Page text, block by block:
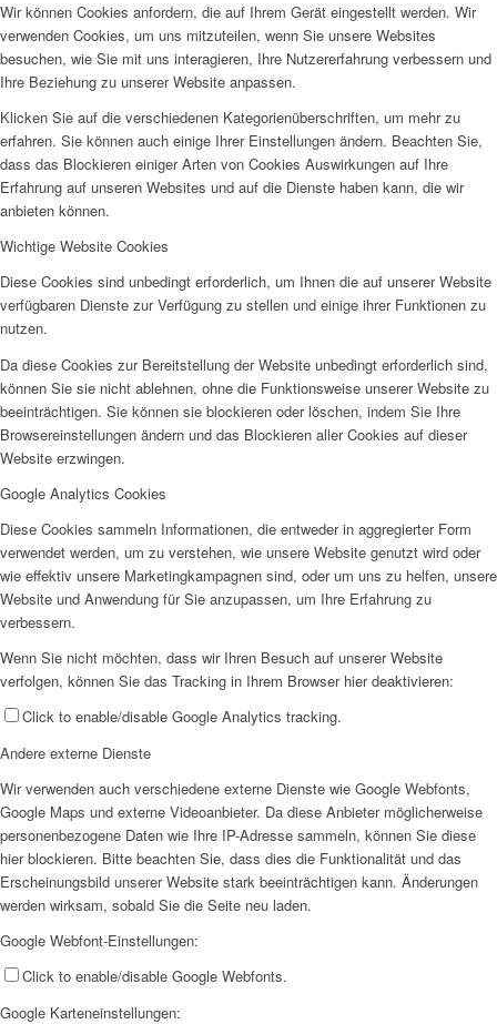
Wir können Cookies anfordern, die auf Ihrem Gerät eingestellt werden. Wir
verwenden Cookies, um uns mitzuteilen, wenn Sie unsere Websites
besuchen, wie Sie mit uns interagieren, Ihre Nutzererfahrung verbessern und
Ihre Beziehung zu unserer Website anpassen.
Klicken Sie auf die verschiedenen Kategorienüberschriften, um mehr zu
erfahren. Sie können auch einige Ihrer Einstellungen ändern. Beachten Sie,
dass das Blockieren einiger Arten von Cookies Auswirkungen auf Ihre
Erfahrung auf unseren Websites und auf die Dienste haben kann, die wir
anbieten können.
Wichtige Website Cookies
Diese Cookies sind unbedingt erforderlich, um Ihnen die auf unserer Website
verfügbaren Dienste zur Verfügung zu stellen und einige ihrer Funktionen zu
nutzen.
Da diese Cookies zur Bereitstellung der Website unbedingt erforderlich sind,
können Sie sie nicht ablehnen, ohne die Funktionsweise unserer Website zu
beeinträchtigen. Sie können sie blockieren oder löschen, indem Sie Ihre
Browsereinstellungen ändern und das Blockieren aller Cookies auf dieser
Website erzwingen.
Google Analytics Cookies
Diese Cookies sammeln Informationen, die entweder in aggregierter Form
verwendet werden, um zu verstehen, wie unsere Website genutzt wird oder
wie effektiv unsere Marketingkampagnen sind, oder um uns zu helfen, unsere
Website und Anwendung für Sie anzupassen, um Ihre Erfahrung zu
verbessern.
Wenn Sie nicht möchten, dass wir Ihren Besuch auf unserer Website
verfolgen, können Sie das Tracking in Ihrem Browser hier deaktivieren:
Click to enable/disable Google Analytics tracking.
Andere externe Dienste
Wir verwenden auch verschiedene externe Dienste wie Google Webfonts,
Google Maps und externe Videoanbieter. Da diese Anbieter möglicherweise
personenbezogene Daten wie Ihre IP-Adresse sammeln, können Sie diese
hier blockieren. Bitte beachten Sie, dass dies die Funktionalität und das
Erscheinungsbild unserer Website stark beeinträchtigen kann. Änderungen
werden wirksam, sobald Sie die Seite neu laden.
Google Webfont-Einstellungen:
Click to enable/disable Google Webfonts.
Google Karteneinstellungen: